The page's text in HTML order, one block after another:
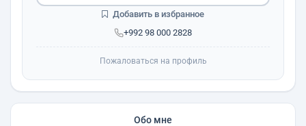
+992 98 000 2828
Добавить в избранное
Пожаловаться на профиль
Обо мне